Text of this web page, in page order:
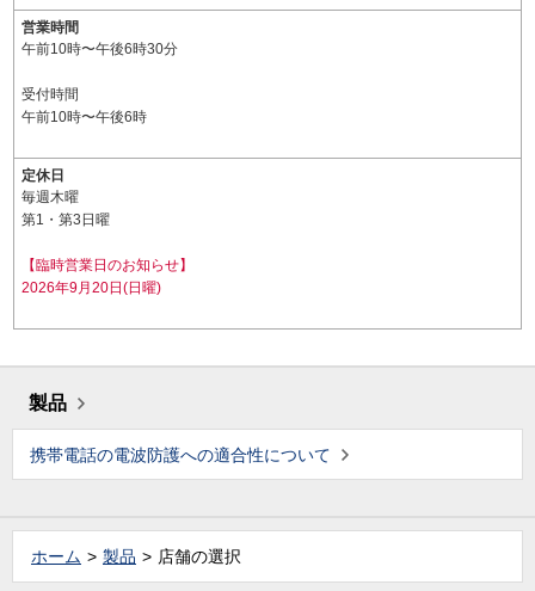
営業時間
午前10時〜午後6時30分
受付時間
午前10時〜午後6時
定休日
毎週木曜
第1・第3日曜
【臨時営業日のお知らせ】
2026年9月20日(日曜)
製品
携帯電話の電波防護への適合性について
ホーム 製品 店舗の選択